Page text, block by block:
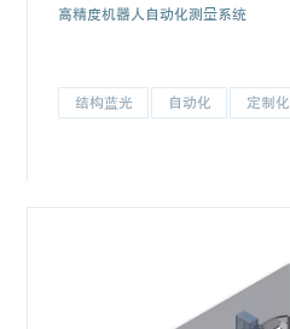
高精度机器人自动化测量系统
结构蓝光 自动化 定制化